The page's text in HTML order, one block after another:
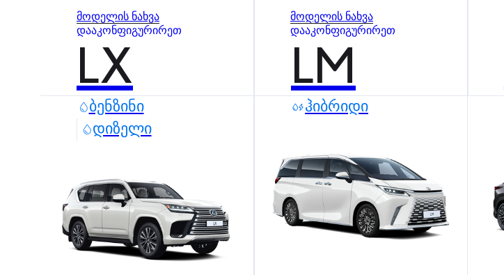
მოდელის ნახვა
დააკონფიგურირეთ
მოდელის ნახვა
დააკონფიგურირეთ
LX
ᲑᲔᲜᲖᲘᲜᲘ
ᲓᲘᲖᲔᲚᲘ
LM
ᲰᲘᲑᲠᲘᲓᲘ